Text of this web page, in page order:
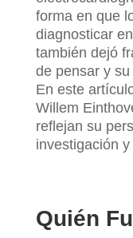
forma en que
diagnosticar
también dejó
de pensar y
En este
Willem
reflejan su
investigación
Quién